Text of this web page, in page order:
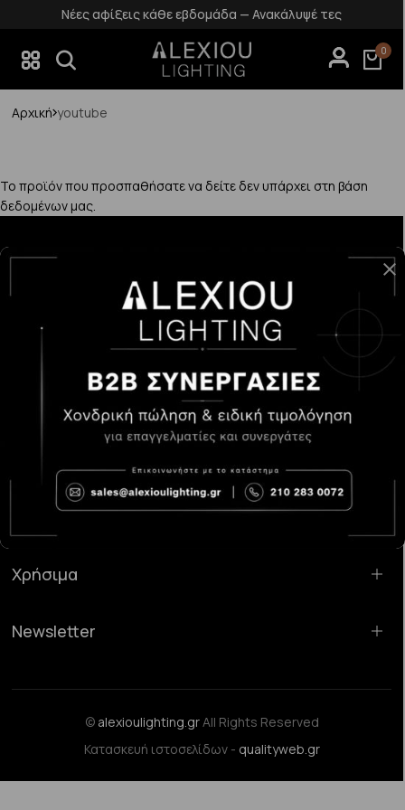
Νέες αφίξεις κάθε εβδομάδα — Ανακάλυψέ τες
0
Αρχική youtube
Το προϊόν που προσπαθήσατε να δείτε δεν υπάρχει στη βάση
δεδομένων μας.
Κατάστημα Χαλάνδρι:Σαρανταπόρου 55, 15232, Χαλάνδρι
sales@alexioulighting.gr
210 283 0072
6983123181
Χρήσιμα
Newsletter
© alexioulighting.grAll Rights Reserved
Κατασκευή ιστοσελίδων - qualityweb.gr